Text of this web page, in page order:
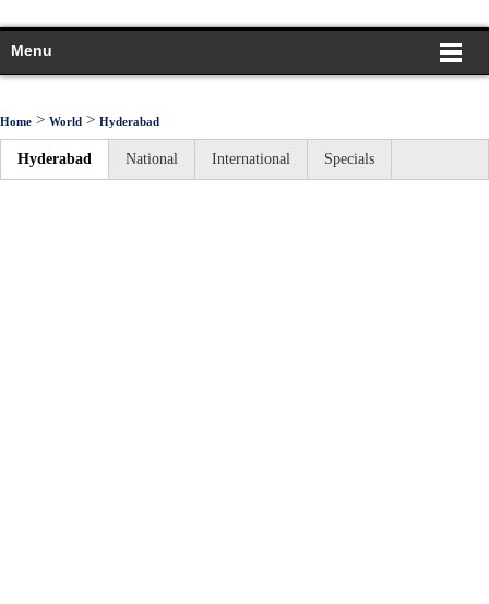
Menu
Home > World > Hyderabad
Hyderabad National International Specials